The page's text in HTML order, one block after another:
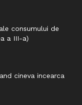
consumului de
a III-a)
cineva incearca